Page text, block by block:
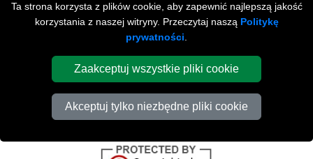
Ta strona korzysta z plików cookie, aby zapewnić najlepszą jakość
korzystania z naszej witryny. Przeczytaj naszą Politykę
prywatności
Zaakceptuj wszystkie pliki cookie
Akceptuj tylko niezbędne pliki cookie
Affordable Removals London
Car Transport Peterborough